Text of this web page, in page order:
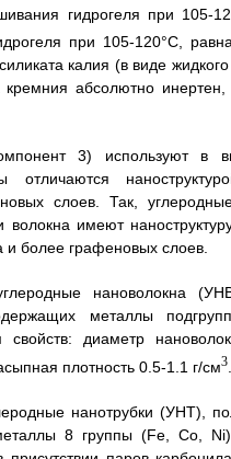
гидрогеля при 105-
при 105-120°C,
калия (в виде
кремния абсолютно
3) используют в
отличаются
слоев. Так,
имеют
и более графеновых слоев.
нановолокна
металлы
свойств: диаметр
плотность 0.5-1.1 г/см3.
нанотрубки (УНТ),
8 группы (Fe, Co,